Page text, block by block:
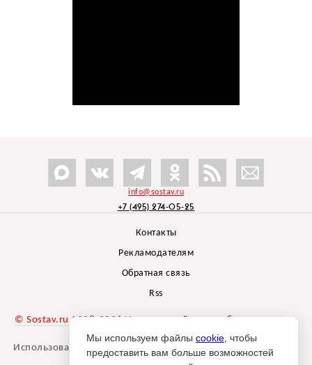
info@sostav.ru
+7 (495) 274-05-25
Контакты
Рекламодателям
Обратная связь
Rss
© Sostav.ru 1998-2026 Независимый проектбрендингового
агентства Depot
Использование материалов Sostav.ru допустимо только при
указании источника.
Мы используем файлы cookie , чтобы
предоставить вам больше возможностей